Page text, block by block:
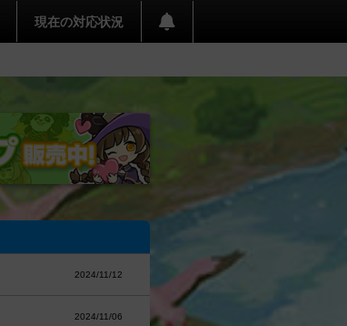
現在の対応状況
2024/11/12
2024/11/06